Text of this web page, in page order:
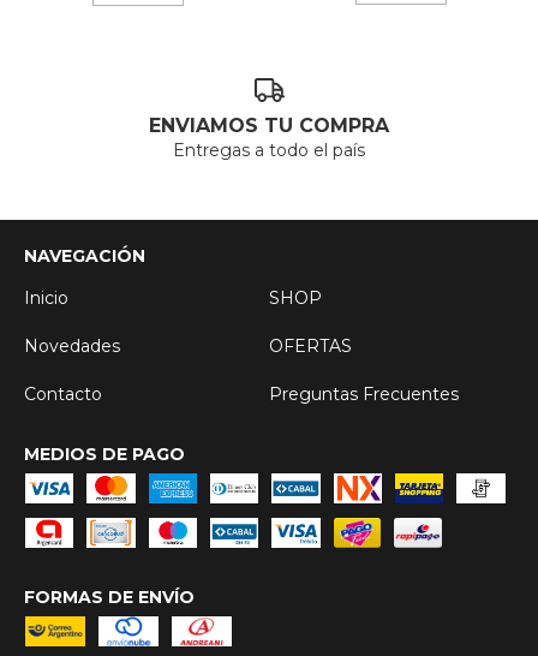
ENVIAMOS TU COMPRA
Entregas a todo el país
NAVEGACIÓN
Inicio
SHOP
Novedades OFERTAS
Contacto Preguntas Frecuentes
MEDIOS DE PAGO
FORMAS DE ENVÍO